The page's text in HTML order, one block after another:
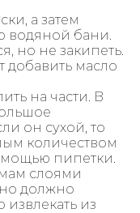
а затем
водяной бани.
но не закипеть.
добавить масло
на части. В
он сухой, то
количеством
пипетки.
слоями
должно
из